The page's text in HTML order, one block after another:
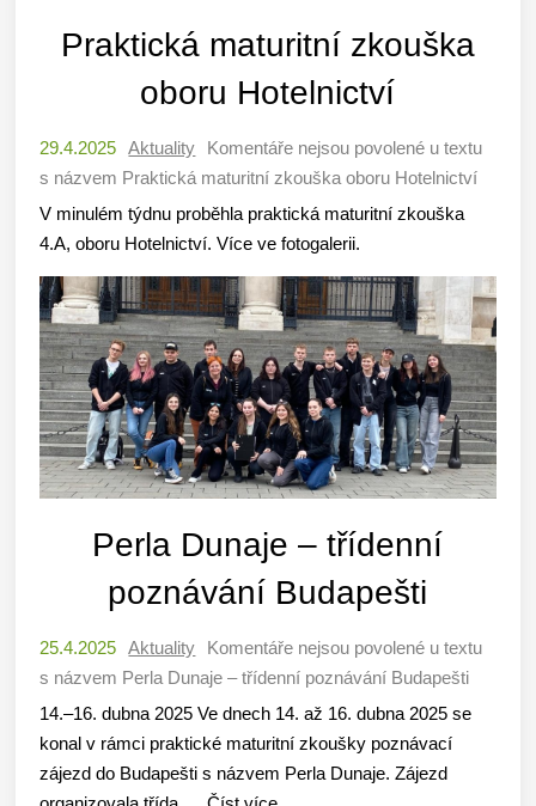
Praktická maturitní zkouška
oboru Hotelnictví
29.4.2025 Aktuality Komentáře nejsou povolené u textu
s názvem Praktická maturitní zkouška oboru Hotelnictví
V minulém týdnu proběhla praktická maturitní zkouška
4.A, oboru Hotelnictví. Více ve fotogalerii.
Perla Dunaje – třídenní
poznávání Budapešti
25.4.2025 Aktuality Komentáře nejsou povolené u textu
s názvem Perla Dunaje – třídenní poznávání Budapešti
14.–16. dubna 2025 Ve dnech 14. až 16. dubna 2025 se
konal v rámci praktické maturitní zkoušky poznávací
zájezd do Budapešti s názvem Perla Dunaje. Zájezd